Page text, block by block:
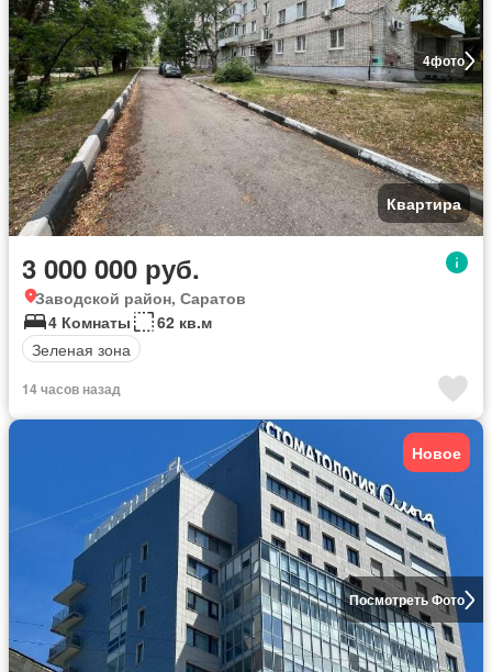
4фото
Квартира
3 000 000 руб.
Заводской район, Саратов
4 Комнаты
62 кв.м
Зеленая зона
14 часов назад
Посмотреть Фото
Новое